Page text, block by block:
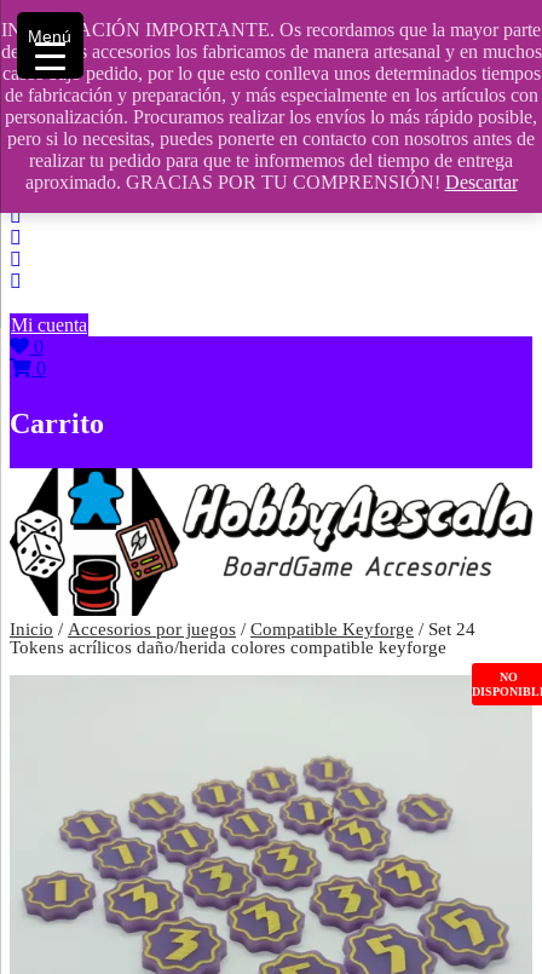
INFORMACIÓN IMPORTANTE. Os recordamos que la mayor parte
de nuestros accesorios los fabricamos de manera artesanal y en muchos
casos bajo pedido, por lo que esto conlleva unos determinados tiempos
de fabricación y preparación, y más especialmente en los artículos con
personalización. Procuramos realizar los envíos lo más rápido posible,
pero si lo necesitas, puedes ponerte en contacto con nosotros antes de
realizar tu pedido para que te informemos del tiempo de entrega
aproximado. GRACIAS POR TU COMPRENSIÓN! Descartar
Saltar
contenido
609241475 SOLO DE 10:00 a 14:00
info@hobbyaescala.com
San Fernando de Henares
10:00 - 14:00
Mi cuenta
0
0
Carrito
Inicio / Accesorios por juegos / Compatible Keyforge / Set 24
Tokens acrílicos daño/herida colores compatible keyforge
NO
Menú